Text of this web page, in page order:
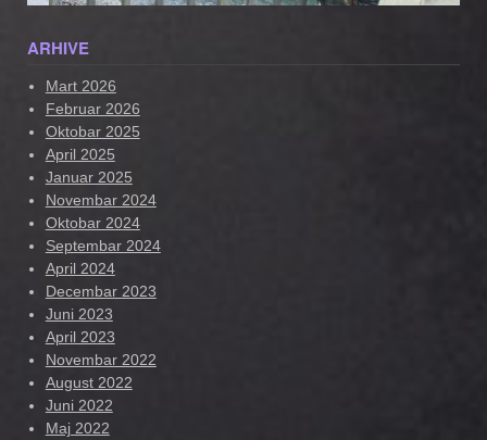
ARHIVE
Mart 2026
Februar 2026
Oktobar 2025
April 2025
Januar 2025
Novembar 2024
Oktobar 2024
Septembar 2024
April 2024
Decembar 2023
Juni 2023
April 2023
Novembar 2022
August 2022
Juni 2022
Maj 2022